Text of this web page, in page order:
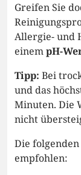
Greifen Sie
Allergie- und
einempH-
Tipp: Bei
und das
Minuten. Die
nicht
Die
empfohlen: